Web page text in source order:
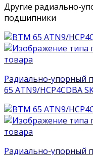
Другие радиально-
подшипники
Радиально-упорный
65 ATN9/HCP4CDBA
Радиально-упорный